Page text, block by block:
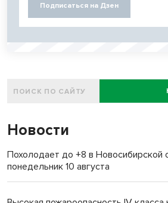
Подписаться на Дзен
Новости
Похолодает до +8 в Новосибирской
понедельник 10 августа